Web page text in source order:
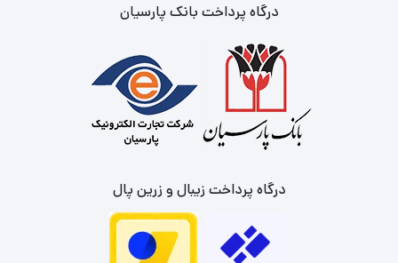
درگاه پرداخت بانک پارسیان
درگاه پرداخت زیبال و زرین پال